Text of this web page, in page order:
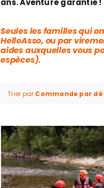
ans. Aventure garantie !
Seules les familles qui
HelloAsso, ou par
aides auxquelles vous
espèces).
Trier par Commande par